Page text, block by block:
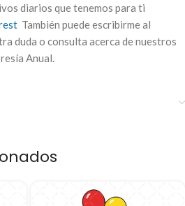
diarios que tenemos para ti
También puede escribirme al
duda o consulta acerca de nuestros
Anual.